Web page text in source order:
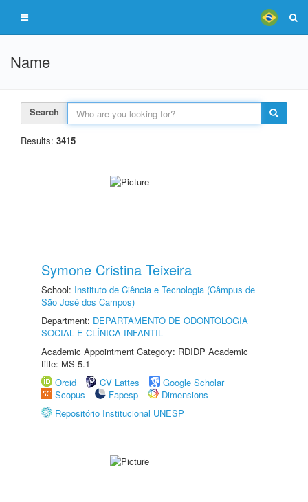
Name
Search
Results: 3415
Symone Cristina Teixeira
School: Instituto de Ciência e Tecnologia (Câmpus de
São José dos Campos)
Department: DEPARTAMENTO DE ODONTOLOGIA
SOCIAL E CLÍNICA INFANTIL
Academic Appointment Category: RDIDP Academic
title: MS-5.1
Orcid
CV Lattes
Google Scholar
Scopus
Fapesp
Dimensions
Repositório Institucional UNESP